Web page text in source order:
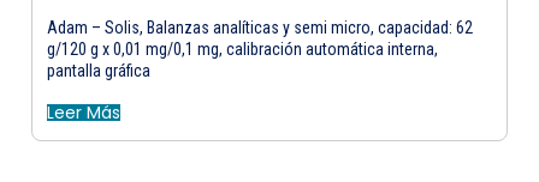
Adam – Solis, Balanzas analíticas y semi micro, capacidad: 62
g/120 g x 0,01 mg/0,1 mg, calibración automática interna,
pantalla gráfica
Leer Más